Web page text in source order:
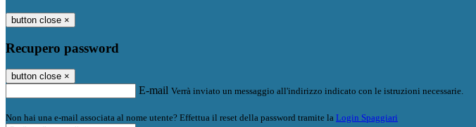
button close ×
Recupero password
button close ×
E-mail Verrà inviato un messaggio all'indirizzo indicato con le istruzioni necessarie.
Non hai una e-mail associata al nome utente? Effettua il reset della password tramite la Login Spaggiari